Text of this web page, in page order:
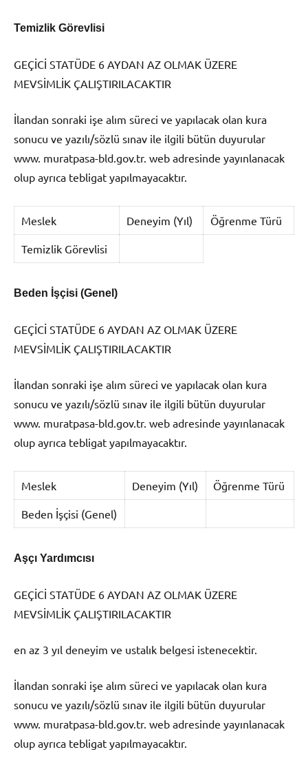
Temizlik Görevlisi
GEÇİCİ STATÜDE 6 AYDAN AZ OLMAK ÜZERE
MEVSİMLİK ÇALIŞTIRILACAKTIR
İlandan sonraki işe alım süreci ve yapılacak olan kura
sonucu ve yazılı/sözlü sınav ile ilgili bütün duyurular
www. muratpasa-bld.gov.tr. web adresinde yayınlanacak
olup ayrıca tebligat yapılmayacaktır.
Meslek Deneyim (Yıl) Öğrenme Türü
Temizlik Görevlisi
Beden İşçisi (Genel)
GEÇİCİ STATÜDE 6 AYDAN AZ OLMAK ÜZERE
MEVSİMLİK ÇALIŞTIRILACAKTIR
İlandan sonraki işe alım süreci ve yapılacak olan kura
sonucu ve yazılı/sözlü sınav ile ilgili bütün duyurular
www. muratpasa-bld.gov.tr. web adresinde yayınlanacak
olup ayrıca tebligat yapılmayacaktır.
Meslek Deneyim (Yıl) Öğrenme Türü
Beden İşçisi (Genel)
Aşçı Yardımcısı
GEÇİCİ STATÜDE 6 AYDAN AZ OLMAK ÜZERE
MEVSİMLİK ÇALIŞTIRILACAKTIR
en az 3 yıl deneyim ve ustalık belgesi istenecektir.
İlandan sonraki işe alım süreci ve yapılacak olan kura
sonucu ve yazılı/sözlü sınav ile ilgili bütün duyurular
www. muratpasa-bld.gov.tr. web adresinde yayınlanacak
olup ayrıca tebligat yapılmayacaktır.